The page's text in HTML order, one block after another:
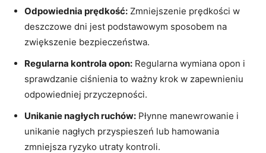
Odpowiednia prędkość: Zmniejszenie prędkości w
deszczowe dni jest podstawowym sposobem na
zwiększenie bezpieczeństwa.
Regularna kontrola opon: Regularna wymiana opon i
sprawdzanie ciśnienia to ważny krok w zapewnieniu
odpowiedniej przyczepności.
Unikanie nagłych ruchów: Płynne manewrowanie i
unikanie nagłych przyspieszeń lub hamowania
zmniejsza ryzyko utraty kontroli.